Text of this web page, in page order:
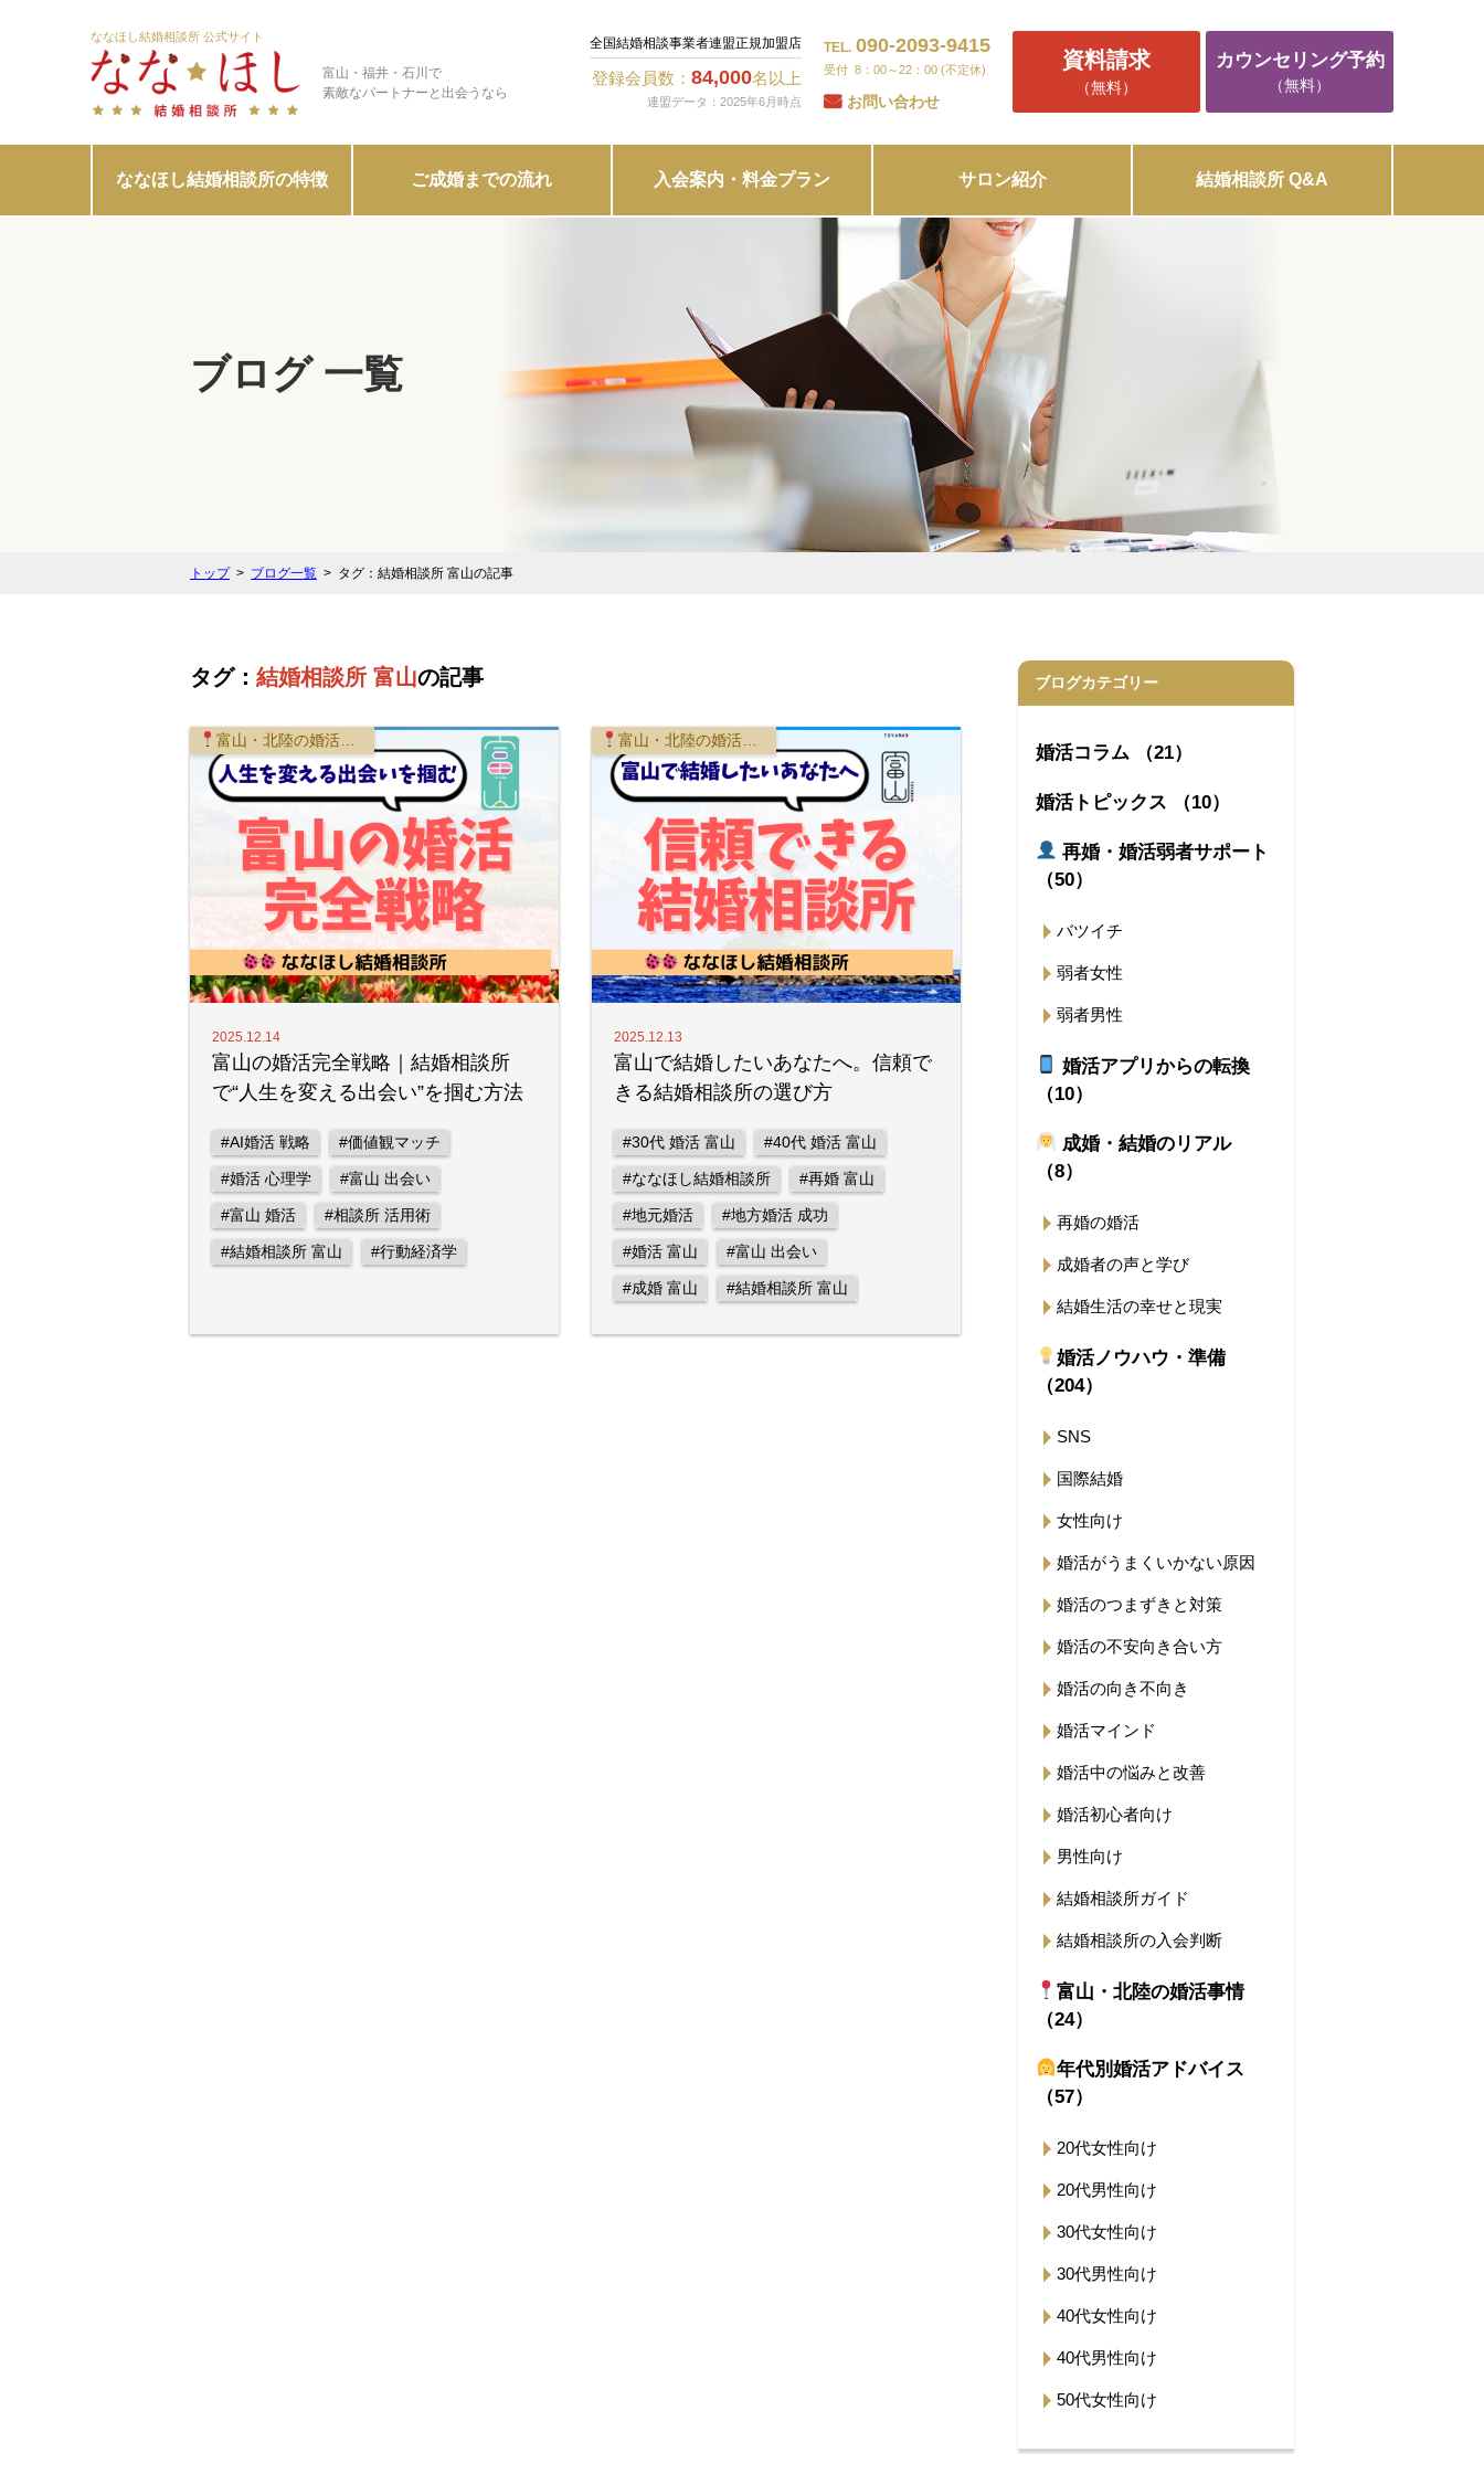
ななほし結婚相談所 公式サイト
富山・福井・石川で
素敵なパートナーと出会うなら
全国結婚相談事業者連盟正規加盟店
登録会員数： 84,000名以上
連盟データ：2025年6月時点
TEL. 090-2093-9415
8：00～22：00 (不定休)
お問い合わせ
資料請求
（無料）
カウンセリング予約
（無料）
ななほし結婚相談所の特徴 ご成婚までの流れ 入会案内・料金プラン サロン紹介 結婚相談所 Q&A
ブログ 一覧
トップ ブログ一覧 タグ：結婚相談所 富山の記事
タグ： 結婚相談所 富山の記事
2025.12.14
富山・北陸の婚活事情
富山の婚活完全戦略｜結婚相談所
で“人生を変える出会い”を掴む方法
#AI婚活 戦略 #価値観マッチ
#婚活 心理学 #富山 出会い
#富山 婚活 #相談所 活用術
#結婚相談所 富山 #行動経済学
2025.12.13
富山・北陸の婚活事情
富山で結婚したいあなたへ。信頼で
きる結婚相談所の選び方
#30代 婚活 富山 #40代 婚活 富山
#ななほし結婚相談所 #再婚 富山
#地元婚活 #地方婚活 成功
#婚活 富山 #富山 出会い
#成婚 富山 #結婚相談所 富山
ブログカテゴリー
婚活コラム （21）
婚活トピックス （10）
再婚・婚活弱者サポート
（50）
バツイチ
弱者女性
弱者男性
婚活アプリからの転換
（10）
成婚・結婚のリアル
（8）
再婚の婚活
成婚者の声と学び
結婚生活の幸せと現実
婚活ノウハウ・準備
（204）
SNS
国際結婚
女性向け
婚活がうまくいかない原因
婚活のつまずきと対策
婚活の不安向き合い方
婚活の向き不向き
婚活マインド
婚活中の悩みと改善
婚活初心者向け
男性向け
結婚相談所ガイド
結婚相談所の入会判断
富山・北陸の婚活事情
（24）
年代別婚活アドバイス
（57）
20代女性向け
20代男性向け
30代女性向け
30代男性向け
40代女性向け
40代男性向け
50代女性向け